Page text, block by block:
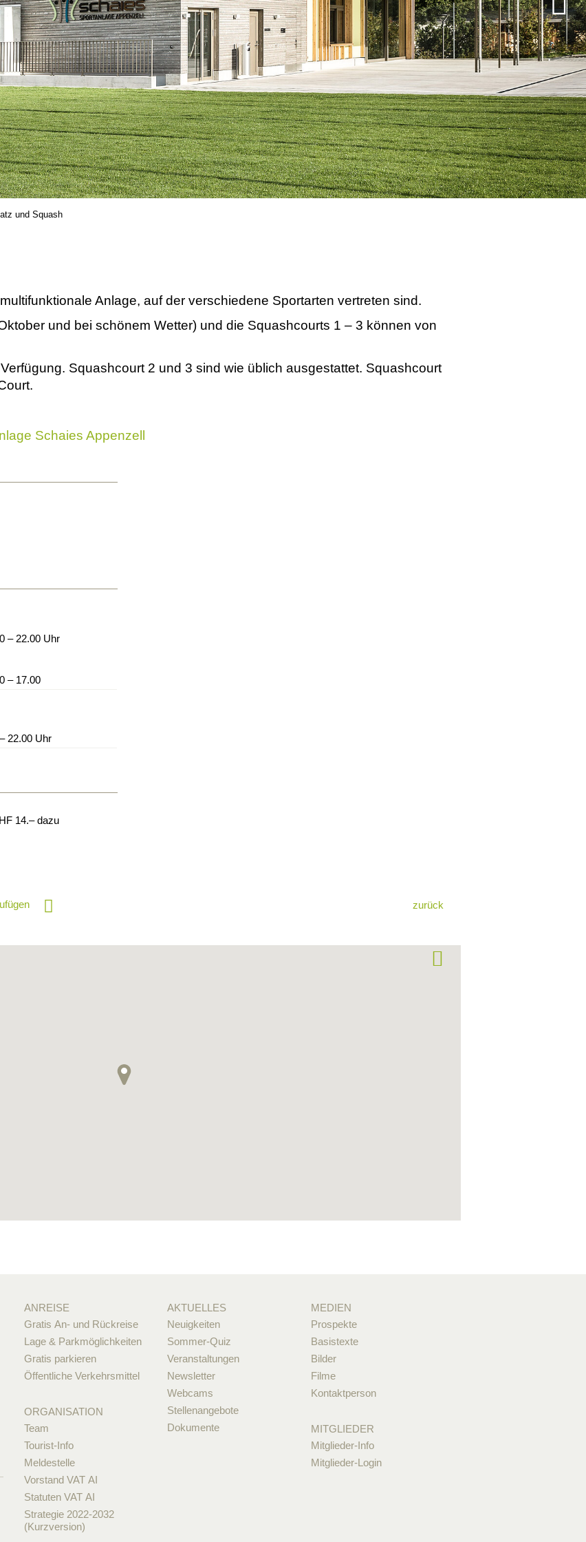
und Squash
Anlage, auf der verschiedene Sportarten vertreten sind.
und bei schönem Wetter) und die Squashcourts 1 – 3 können von
Squashcourt 2 und 3 sind wie üblich ausgestattet. Squashcourt
Schaies Appenzell
– 22.00 Uhr
– 17.00
22.00 Uhr
14.– dazu
zurück
ANREISE
Gratis An- und Rückreise
Lage & Parkmöglichkeiten
Gratis parkieren
Öffentliche Verkehrsmittel
ORGANISATION
Team
Tourist-Info
Meldestelle
Vorstand VAT AI
Statuten VAT AI
Strategie 2022-2032
(Kurzversion)
AKTUELLES
Neuigkeiten
Sommer-Quiz
Veranstaltungen
Newsletter
Webcams
Stellenangebote
Dokumente
MEDIEN
Prospekte
Basistexte
Bilder
Filme
Kontaktperson
MITGLIEDER
Mitglieder-Info
Mitglieder-Login